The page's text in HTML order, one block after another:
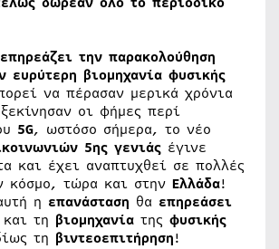
την παρακολούθηση
ευρύτερη βιομηχανία φυσικής
να πέρασαν μερικά χρόνια
οι φήμες περί
5G, ωστόσο σήμερα, το νέο
5ης γενιάς έγινε
και έχει αναπτυχθεί σε πολλές
κόσμο, τώρα και στην Ελλάδα!
η επανάσταση θα επηρεάσει
τη βιομηχανία της φυσικής
τη βιντεοεπιτήρηση!